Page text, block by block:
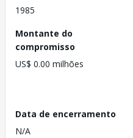
1985
Montante do
compromisso
US$ 0.00 milhões
Data de encerramento
N/A